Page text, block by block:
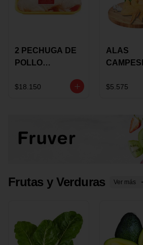
2 PECHUGA DE
POLLO
MARINADA X
$18.150
ALAS
$5.575
Frutas y Verduras Ver más